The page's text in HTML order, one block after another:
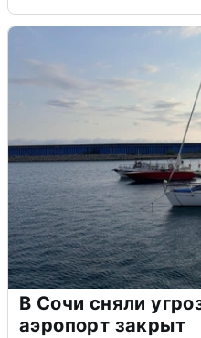
В Сочи сняли
аэропорт закрыт